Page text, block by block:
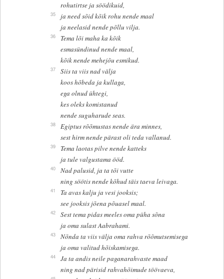
rohutirtse ja söödikuid,
35
ja need sõid kõik rohu nende maal
ja neelasid nende põllu vilja.
36
Tema lõi maha ka kõik
esmasündinud nende maal,
kõik nende mehejõu esmikud.
37
Siis ta viis nad välja
koos hõbeda ja kullaga,
ega olnud ühtegi,
kes oleks komistanud
nende suguharude seas.
38
Egiptus rõõmustas nende ära minnes,
sest hirm nende pärast oli teda vallanud.
39
Tema laotas pilve nende katteks
ja tule valgustama ööd.
40
Nad palusid, ja ta tõi vutte
ning söötis nende kõhud täis taeva leivaga.
41
Ta avas kalju ja vesi jooksis;
see jooksis jõena põuasel maal.
42
Sest tema pidas meeles oma püha sõna
ja oma sulast Aabrahami.
43
Nõnda ta viis välja oma rahva rõõmutsemisega
ja oma valitud hõiskamisega.
44
Ja ta andis neile paganarahvaste maad
ning nad pärisid rahvahõimude töövaeva,